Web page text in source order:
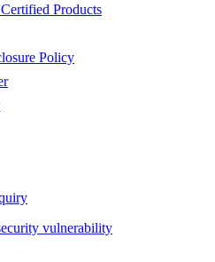
Products
Policy
vulnerability